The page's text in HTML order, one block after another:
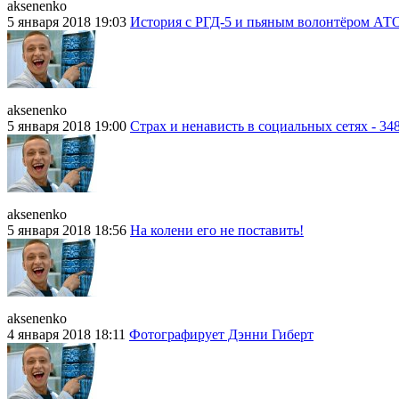
aksenenko
5 января 2018 19:03 История с РГД-5 и пьяным волонтёром
aksenenko
5 января 2018 19:00 Страх и ненависть в социальных сетях -
aksenenko
5 января 2018 18:56 На колени его не поставить!
aksenenko
4 января 2018 18:11 Фотографирует Дэнни Гиберт